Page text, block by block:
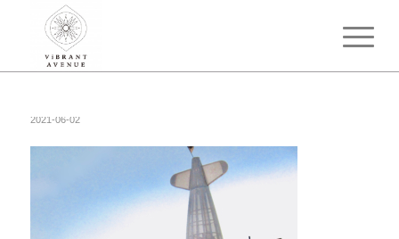
2021-06-02